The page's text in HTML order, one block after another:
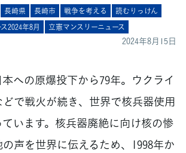
長崎県 長崎市 戦争を考える
読むりっけん
2024年8月
立憲マンスリーニュース
2024年8月15日
への原爆投下から79年。ウクライ
で戦火が続き、世界で核兵器使用
います。核兵器廃絶に向け核の惨
声を世界に伝えるため、1998年か